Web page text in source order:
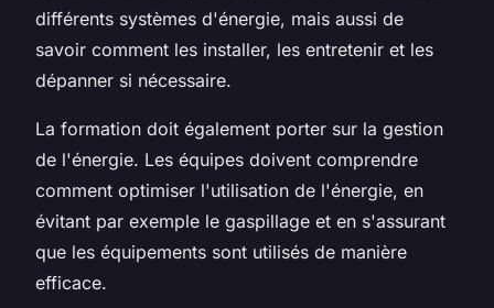
différents systèmes d'énergie, mais aussi de
savoir comment les installer, les entretenir et les
dépanner si nécessaire.
La formation doit également porter sur la gestion
de l'énergie. Les équipes doivent comprendre
comment optimiser l'utilisation de l'énergie, en
évitant par exemple le gaspillage et en s'assurant
que les équipements sont utilisés de manière
efficace.